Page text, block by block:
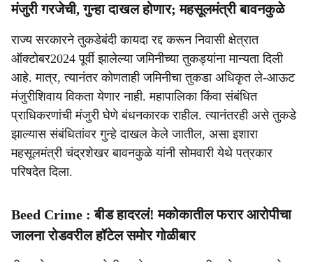
मंजुरी गरजेची, गुन्हा दाखल होणार; महसूलमंत्री बावनकुळे
राज्य सरकारने तुकडेबंदी कायदा रद्द करून निवासी क्षेत्रात
ऑक्टोबर2024 पूर्वी झालेल्या जमिनीच्या तुकड्यांना मान्यता दिली
आहे. मात्र, त्यानंतर कोणताही जमिनीचा तुकडा अधिकृत ले-आऊट
मंजुरीशिवाय विकता येणार नाही. महापालिका किंवा संबंधित
प्राधिकरणांची मंजुरी घेणे बंधनकारक राहील. त्यानंतरही असे तुकडे
झाल्यास संबंधितांवर गुन्हे दाखल केले जातील, असा इशारा
महसूलमंत्री चंद्रशेखर बावनकुळे यांनी सोमवारी येथे पत्रकार
परिषदेत दिला.
Beed Crime : बीड हादरलं! मकोकातील फरार आरोपीचा
जालना रोडवरील हॉटेल समोर गोळीबार